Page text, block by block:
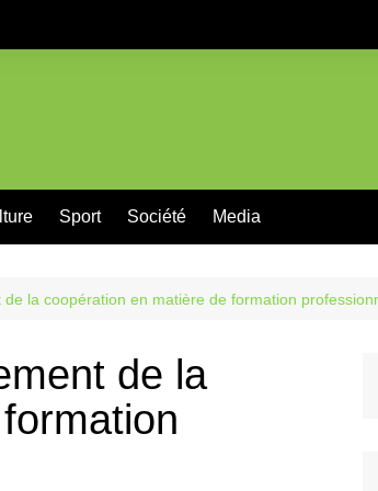
Sport Société Media
la coopération en matière de formation
de la